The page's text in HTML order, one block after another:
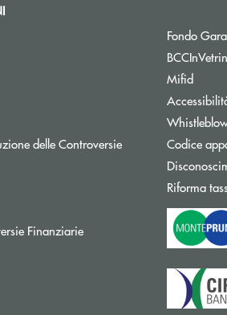
delle Controversie
FinanziarieApre una nuova finestra
Fondo
Mifid
Codice
Riforma